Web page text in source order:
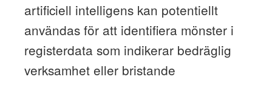
artificiell intelligens kan potentiellt
användas för att identifiera mönster i
registerdata som indikerar bedräglig
verksamhet eller bristande